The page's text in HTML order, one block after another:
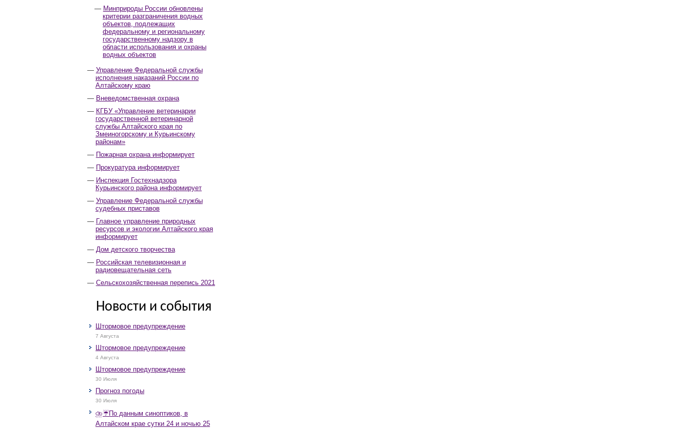
Минприроды России обновлены
критерии разграничения водных
объектов, подлежащих
федеральному и региональному
государственному надзору в
области использования и охраны
водных объектов
Управление Федеральной службы
исполнения наказаний России по
Алтайскому краю
Вневедомственная охрана
КГБУ «Управление ветеринарии
государственной ветеринарной
службы Алтайского края по
Змеиногорскому и Курьинскому
районам»
Пожарная охрана информирует
Прокуратура информирует
Инспекция Гостехнадзора
Курьинского района информирует
Управление Федеральной службы
судебных приставов
Главное управление природных
ресурсов и экологии Алтайского края
информирует
Дом детского творчества
Российская телевизионная и
радиовещательная сеть
Сельскохозяйственная перепись 2021
Новости и события
Штормовое предупреждение
7 Августа
Штормовое предупреждение
4 Августа
Штормовое предупреждение
30 Июля
Прогноз погоды
30 Июля
⛈️☔️По данным синоптиков, в
Алтайском крае сутки 24 и ночью 25